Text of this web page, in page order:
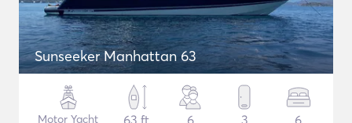
Sunseeker Manhattan 63
Motor Yacht
63 ft
6 3 6